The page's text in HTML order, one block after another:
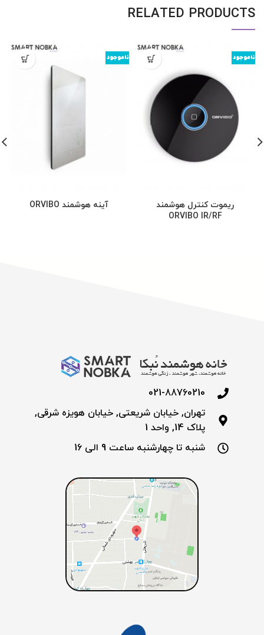
RELATED PRODUCTS
ناموجود
ریموت کنترل هوشمند
ORVIBO IR/RF
ناموجود
آینه هوشمند ORVIBO
021-88760210
تهران, خیابان شریعتی, خیابان هویزه شرقی,
پلاک 14, واحد 1
شنبه تا چهارشنبه ساعت 9 الی 16